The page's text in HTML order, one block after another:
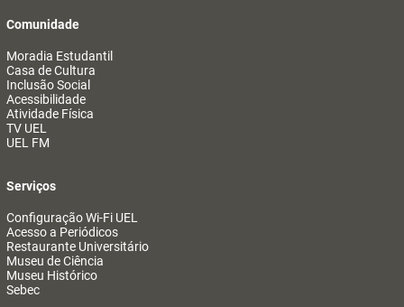
Comunidade
Moradia Estudantil
Casa de Cultura
Inclusão Social
Acessibilidade
Atividade Física
TV UEL
UEL FM
Serviços
Configuração Wi-Fi UEL
Acesso a Periódicos
Restaurante Universitário
Museu de Ciência
Museu Histórico
Sebec